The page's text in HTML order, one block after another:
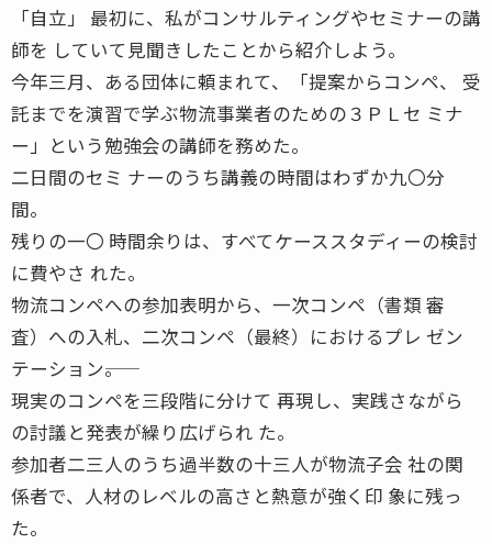
「自立」 最初に、私がコンサルティングやセミナーの講
師を していて見聞きしたことから紹介しよう。
今年三月、ある団体に頼まれて、「提案からコンペ、 受
託までを演習で学ぶ物流事業者のための３ＰＬセ ミナ
ー」という勉強会の講師を務めた。
二日間のセミ ナーのうち講義の時間はわずか九〇分
間。
残りの一〇 時間余りは、すべてケーススタディーの検討
に費やさ れた。
物流コンペへの参加表明から、一次コンペ（書類 審
査）への入札、二次コンペ（最終）におけるプレ ゼン
テーション――。
現実のコンペを三段階に分けて 再現し、実践さながら
の討議と発表が繰り広げられ た。
参加者二三人のうち過半数の十三人が物流子会 社の関
係者で、人材のレベルの高さと熱意が強く印 象に残っ
た。